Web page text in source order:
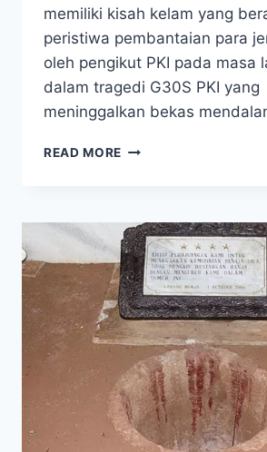
memiliki kisah kelam yang
peristiwa pembantaian para
oleh pengikut PKI pada masa
dalam tragedi G30S PKI yang
meninggalkan bekas
READ MORE CERITA
YANG
MASIH
JADI
MISTERI